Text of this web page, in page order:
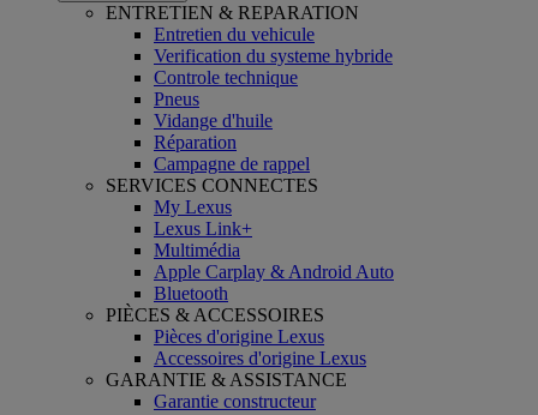
ENTRETIEN & REPARATION
Entretien du vehicule
Verification du systeme hybride
Controle technique
Pneus
Vidange d'huile
Réparation
Campagne de rappel
SERVICES CONNECTES
My Lexus
Lexus Link+
Multimédia
Apple Carplay & Android Auto
Bluetooth
PIÈCES & ACCESSOIRES
Pièces d'origine Lexus
Accessoires d'origine Lexus
GARANTIE & ASSISTANCE
Garantie constructeur